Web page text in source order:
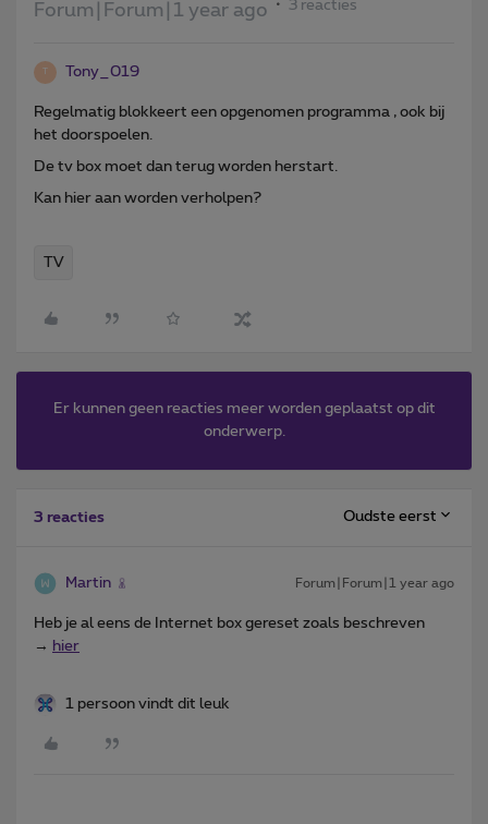
Forum|Forum|1 year ago 3 reacties
Tony_019
Regelmatig blokkeert een opgenomen programma , ook bij
het doorspoelen.
De tv box moet dan terug worden herstart.
Kan hier aan worden verholpen?
TV
Er kunnen geen reacties meer worden geplaatst op dit
onderwerp.
3 reacties Oudste eerst
Martin Forum|Forum|1 year ago
Heb je al eens de Internet box gereset zoals beschreven
→ hier
1 persoon vindt dit leuk